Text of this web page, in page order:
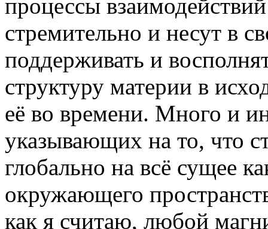
процессы
стремительно и несут в
поддерживать и
структуру материи в
её во времени. Много и
указывающих на то, что
глобально на всё сущее
окружающего
как я считаю, любой